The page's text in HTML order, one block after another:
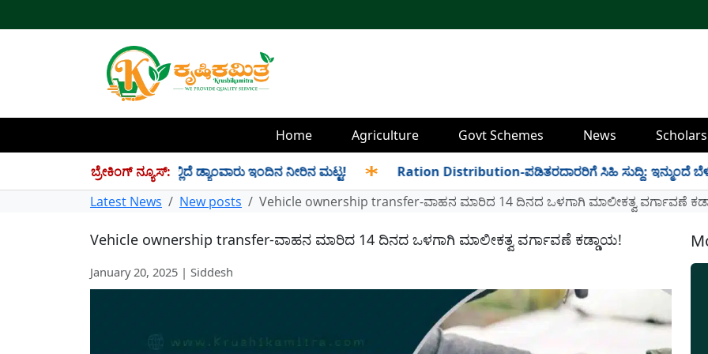
Home Agriculture Govt Schemes News
ಬ್ರೇಕಿಂಗ್ ನ್ಯೂಸ್:
TMC ನೀರು ಸಂಗ್ರಹ! ಇಲ್ಲಿದೆ ಡ್ಯಾಂವಾರು ಇಂದಿನ ನೀರಿನ ಮಟ್ಟ! ✱ Ration Distribution-ಪಡಿತರದಾರರಿಗೆ ಸಿಹಿ ಸುದ್ದಿ: ಇನ್ಮುಂದೆ ಬೆಳಿಗ್ಗೆ 6
Latest News
New posts Vehicle ownership transfer-ವಾಹನ ಮಾರಿದ 14 ದಿನದ ಒಳಗಾಗಿ ಮಾಲೀಕತ್ವ ವರ್ಗಾವಣೆ
Vehicle ownership transfer-ವಾಹನ ಮಾರಿದ 14 ದಿನದ ಒಳಗಾಗಿ ಮಾಲೀಕತ್ವ ವರ್ಗಾವಣೆ ಕಡ್ಡಾಯ!
January 20, 2025 | Siddesh